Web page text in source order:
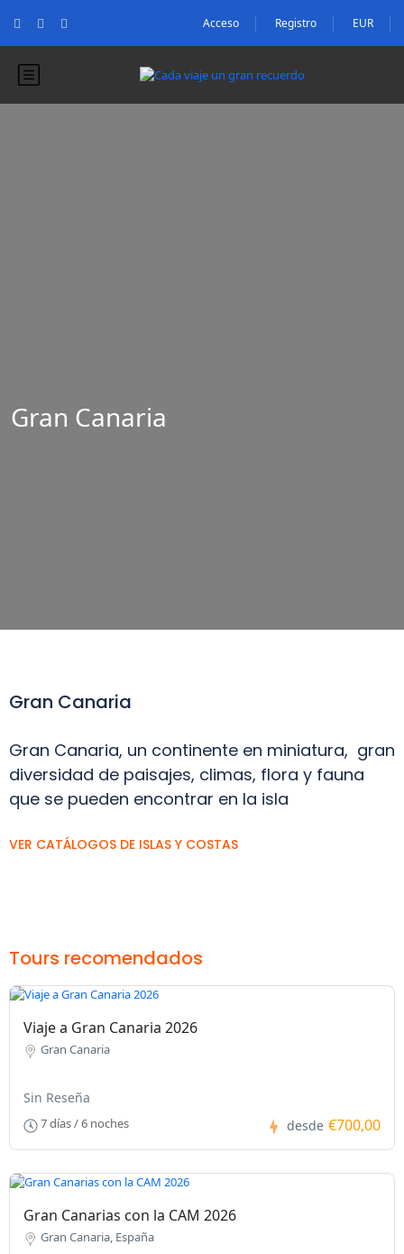
Acceso Registro EUR
Gran Canaria
Gran Canaria
Gran Canaria, un continente en miniatura, gran
diversidad de paisajes, climas, flora y fauna
que se pueden encontrar en la isla
VER CATÁLOGOS DE ISLAS Y COSTAS
Tours recomendados
Viaje a Gran Canaria 2026
Gran Canaria
Sin Reseña
7 días / 6 noches desde €700,00
Gran Canarias con la CAM 2026
Gran Canaria, España